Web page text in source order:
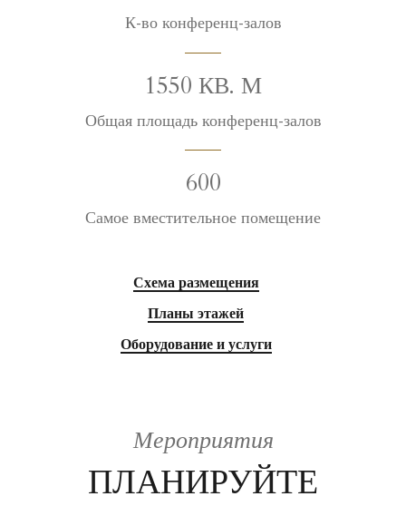
К-во конференц-залов
1550 КВ. М
Общая площадь конференц-залов
600
Самое вместительное помещение
Схема размещения
Планы этажей
Оборудование и услуги
Мероприятия
ПЛАНИРУЙТЕ